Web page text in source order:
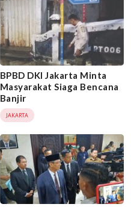
BPBD DKI Jakarta Minta
Masyarakat Siaga Bencana
Banjir
JAKARTA